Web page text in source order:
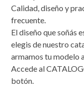
Calidad, diseño y
frecuente.
El diseño que soñás
elegis de nuestro
armamos tu modelo
Accede al
botón.